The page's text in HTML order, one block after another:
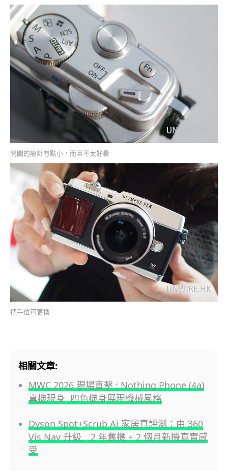
開關的設計有點小，而且不太好看
把手位可更換
相關文章:
MWC 2026 現場直擊 : Nothing Phone (4a)
真機現身 四色機身展現機械風格
Dyson Spot+Scrub Ai 家居真評測：由 360
Vis Nav 升級 2 年舊機 + 2 個月新機真實感
受